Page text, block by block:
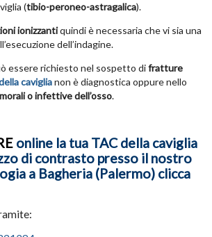
(tibio-peroneo-astragalica).
ionizzantiquindi è necessaria che vi sia una
dell’indagine.
essere richiesto nel sospetto difratture
caviglianon è diagnostica oppure nello
o infettive dell’osso.
online la tua TAC della caviglia
di contrasto presso il nostro
a Bagheria (Palermo) clicca